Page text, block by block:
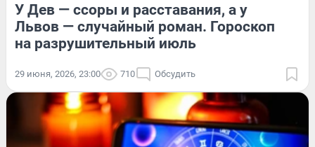
У Дев — ссоры и расставания, а у
Львов — случайный роман. Гороскоп
на разрушительный июль
29 июня, 2026, 23:00 710 Обсудить